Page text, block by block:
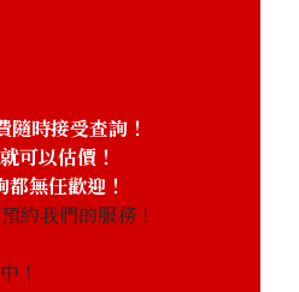
隨時接受查詢！
可以估價！
都無任歡迎！
約我們的服務！
！